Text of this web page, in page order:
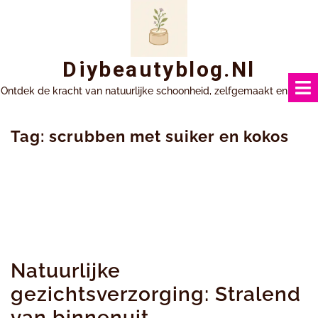
Diybeautyblog.nl
Ontdek de kracht van natuurlijke schoonheid, zelfgemaakt en uniek.
Tag: scrubben met suiker en kokos
Natuurlijke
gezichtsverzorging: Stralend